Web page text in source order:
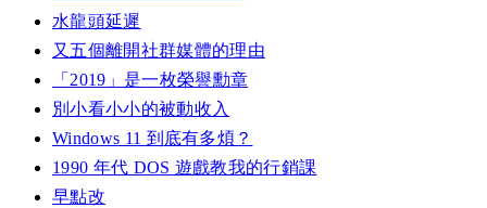
水龍頭延遲
又五個離開社群媒體的理由
「2019」是一枚榮譽勳章
別小看小小的被動收入
Windows 11 到底有多煩？
1990 年代 DOS 遊戲教我的行銷課
早點改